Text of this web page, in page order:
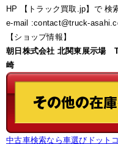
HP 【トラック買取.jp】で 検
e-mail :contact@truck-
【ショップ情報】
朝日株式会社 北関東展示場
崎
中古車検索なら車選びドット